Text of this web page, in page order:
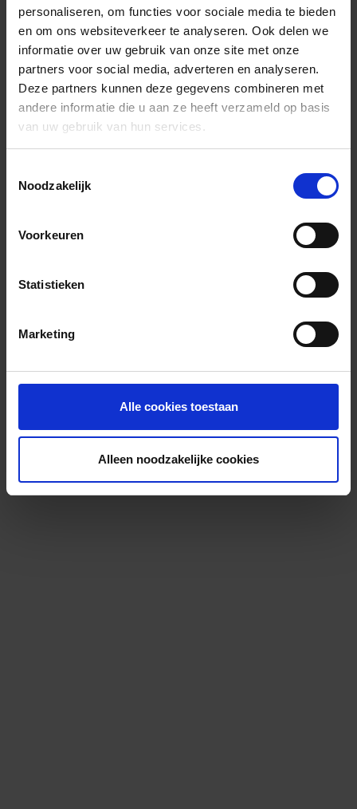
personaliseren, om functies voor sociale media te bieden
en om ons websiteverkeer te analyseren. Ook delen we
informatie over uw gebruik van onze site met onze
partners voor social media, adverteren en analyseren.
Deze partners kunnen deze gegevens combineren met
andere informatie die u aan ze heeft verzameld op basis
van uw gebruik van hun services.
Noodzakelijk
Voorkeuren
Statistieken
Marketing
Alle cookies toestaan
Alleen noodzakelijke cookies